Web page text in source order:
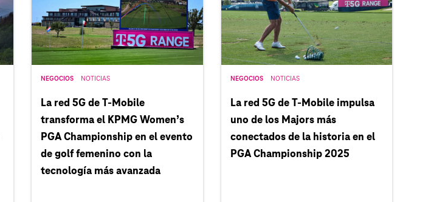
NEGOCIOS NOTICIAS
La red 5G de T‑Mobile
transforma el KPMG Women’s
PGA Championship en el evento
de golf femenino con la
tecnología más avanzada
NEGOCIOS NOTICIAS
La red 5G de T‑Mobile impulsa
uno de los Majors más
conectados de la historia en el
PGA Championship 2025